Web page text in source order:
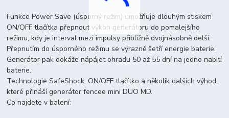
Funkce Power Save (úsporný režim) umožňuje dlouhým stiskem
ON/OFF tlačítka přepnout výkon generátoru do pomalejšího
režimu, kdy je interval mezi impulsy přibližně dvojnásobně delší.
Přepnutím do úsporného režimu se výrazně šetří energie baterie.
Generátor pak dokáže nápájet ohradu 50 až 55 dní na jedno nabití
baterie.
Technologie SafeShock, ON/OFF tlačítko a několik dalších výhod,
které přináší generátor fencee mini DUO MD.
Co najdete v balení: